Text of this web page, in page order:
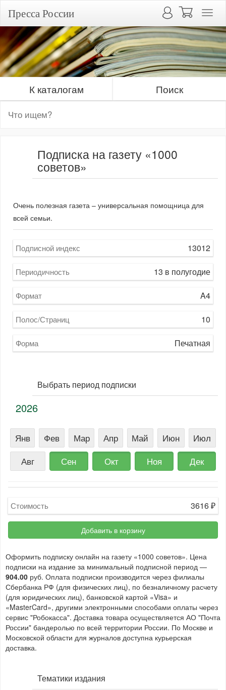
Пресса России
К каталогам Поиск
Подписка на газету «1000
советов»
Очень полезная газета – универсальная помощница для
всей семьи.
Подписной индекс 13012
Периодичность 13 в полугодие
Формат A4
Полос/Страниц 10
Форма Печатная
Выбрать период подписки
2026
Янв Фев Мар Апр Май Июн
Июл
Авг
Сен Окт Ноя Дек
Стоимость 3616₽
Добавить в корзину
Оформить подписку онлайн на газету «1000 советов». Цена
подписки на издание за минимальный подписной период —
904.00 руб. Оплата подписки производится через филиалы
Сбербанка РФ (для физических лиц), по безналичному расчету
(для юридических лиц), банковской картой «Visa» и
«MasterCard», другими электронными способами оплаты через
сервис "Робокасса". Доставка товара осуществляется АО "Почта
России" бандеролью по всей территории России. По Москве и
Московской области для журналов доступна курьерская
доставка.
Тематики издания